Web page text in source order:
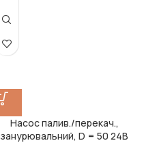
Насос палив./перекач.,
занурювальний, D = 50 24В